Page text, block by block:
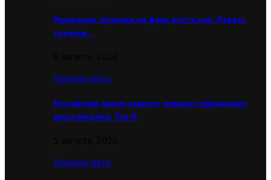
Рекордные продажи на фоне роста цен. Девять
трендов…
Новинки авто
Российский рынок завалят новыми гибридными
кроссоверами. Топ-8
Новинки авто